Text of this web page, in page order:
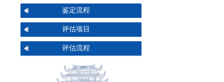
鉴定流程
评估项目
评估流程